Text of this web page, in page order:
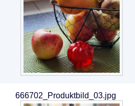
666702_Produktbild_03.jpg